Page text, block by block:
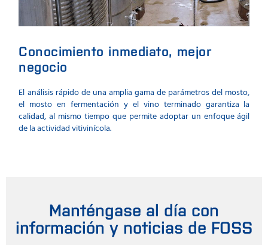
Conocimiento inmediato, mejor
negocio
El análisis rápido de una amplia gama de parámetros del mosto,
el mosto en fermentación y el vino terminado garantiza la
calidad, al mismo tiempo que permite adoptar un enfoque ágil
de la actividad vitivinícola.
Manténgase al día con
información y noticias de FOSS